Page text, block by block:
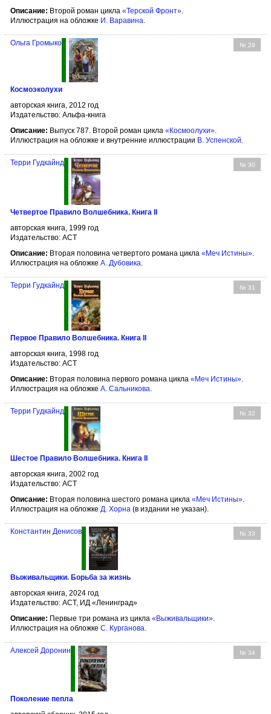
Описание: Второй роман цикла «Терской Фронт»
Иллюстрация на обложке И. Варавина
№ 29
Ольга Громыко
Космоэколухи
авторская книга, 2012 год
Издательство: Альфа-книга
Описание: Выпуск 787. Второй роман цикла «Космоолухи».
Иллюстрация на обложке и внутренние иллюстрации В. Успенской.
№ 30
Терри Гудкайнд
Четвертое Правило Волшебника. Книга II
авторская книга, 1999 год
Издательство: АСТ
Описание: Вторая половина четвертого романа цикла «Меч Истины»
Иллюстрация на обложке А. Дубовика
№ 31
Терри Гудкайнд
Первое Правило Волшебника. Книга II
авторская книга, 1998 год
Издательство: АСТ
Описание: Вторая половина первого романа цикла «Меч Истины».
Иллюстрация на обложке А. Сальникова.
№ 32
Терри Гудкайнд
Шестое Правило Волшебника. Книга II
авторская книга, 2002 год
Издательство: АСТ
Описание: Вторая половина шестого романа цикла «Меч Истины»
Иллюстрация на обложке Д. Хорна (в издании не указан).
№ 33
Константин Денисов
Выживальщики. Борьба за жизнь
авторская книга, 2024 год
Издательство: АСТ, ИД «Ленинград»
Описание: Первые три романа из цикла «Выживальщики».
Иллюстрация на обложке С. Курганова.
№ 34
Алексей Доронин
Поколение пепла